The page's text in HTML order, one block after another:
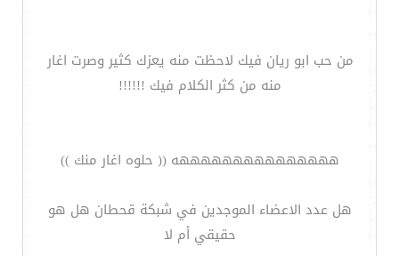
من حب ابو ريان فيك لاحظت منه يعزك كثير وصرت اغار
منه من كثر الكلام فيك !!!!!!
هههههههههههههههه (( حلوه اغار منك ))
هل عدد الاعضاء الموجدين في شبكة قحطان هل هو
حقيقي أم لا